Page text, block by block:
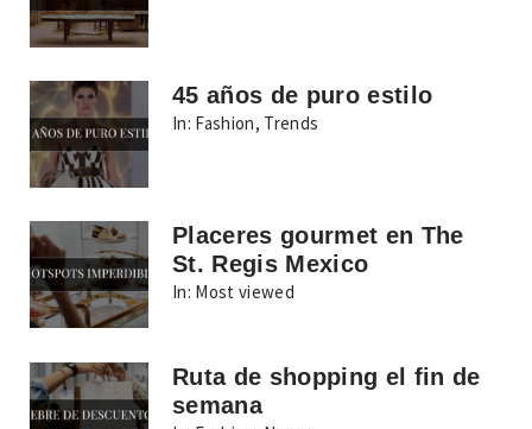
45 años de puro estilo
In: Fashion, Trends
Placeres gourmet en The
St. Regis Mexico
In: Most viewed
Ruta de shopping el fin de
semana